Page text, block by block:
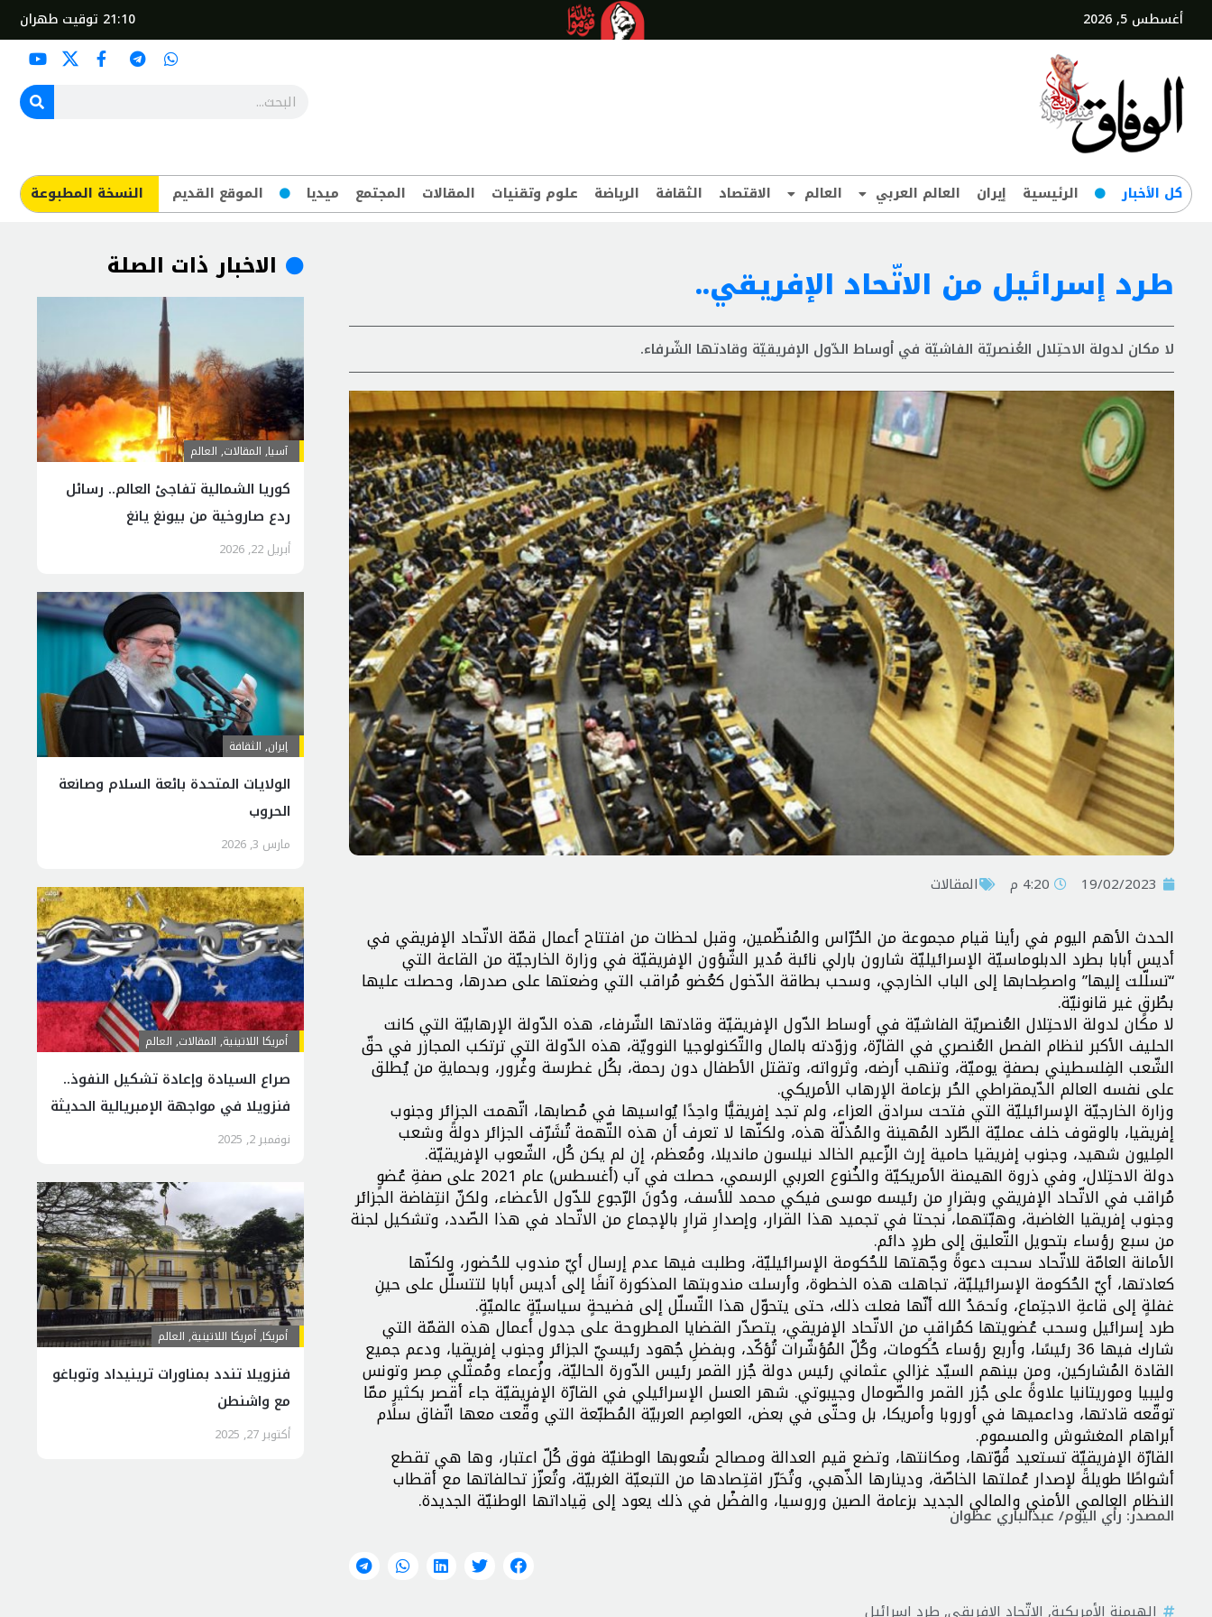
أغسطس 5, 2026 21:10 توقيت طهران
کل‌ الأخبار الرئيسية إيران العالم العربي العالم الاقتصاد الثقافة الرياضة علوم وتقنيات المقالات المجتمع ميديا الموقع القديم ​النسخة المطبوعة
طرد إسرائيل من الاتّحاد الإفريقي..
لا مكان لدولة الاحتِلال العُنصريّة الفاشيّة في أوساط الدّول الإفريقيّة وقادتها الشّرفاء.
19/02/2023 4:20 م المقالات
الحدث الأهم اليوم في رأينا قيام مجموعة من الحُرّاس والمُنظّمين، وقبل لحظات من افتتاح أعمال قمّة الاتّحاد الإفريقي في
أديس أبابا بطرد الدبلوماسيّة الإسرائيليّة شارون بارلي نائبة مُدير الشّؤون الإفريقيّة في وزارة الخارجيّة من القاعة التي
“تسلّلت إليها” واصطِحابها إلى الباب الخارجي، وسحب بطاقة الدّخول كعُضو مُراقب التي وضعتها على صدرها، وحصلت عليها
بطُرقٍ غير قانونيّة.
لا مكان لدولة الاحتِلال العُنصريّة الفاشيّة في أوساط الدّول الإفريقيّة وقادتها الشّرفاء، هذه الدّولة الإرهابيّة التي كانت
الحليف الأكبر لنظام الفصل العُنصري في القارّة، وزوّدته بالمال والتّكنولوجيا النوويّة، هذه الدّولة التي ترتكب المجازر في حقّ
الشّعب الفِلسطيني بصفةٍ يوميّة، وتنهب أرضه، وثرواته، وتقتل الأطفال دون رحمة، بكُل غطرسة وغُرور، وبحمايةِ من يُطلق
على نفسه العالم الدّيمقراطي الحُر بزعامة الإرهاب الأمريكي.
وزارة الخارجيّة الإسرائيليّة التي فتحت سرادق العزاء، ولم تجد إفريقيًّا واحِدًا يُواسيها في مُصابها، اتّهمت الجزائر وجنوب
إفريقيا، بالوقوف خلف عمليّة الطّرد المُهينة والمُذلّة هذه، ولكنّها لا تعرف أن هذه التّهمة تُشَرّف الجزائر دولةً وشعب
المِليون شهيد، وجنوب إفريقيا حامية إرث الزّعيم الخالد نيلسون مانديلا، ومُعظم، إن لم يكن كُل، الشّعوب الإفريقيّة.
دولة الاحتِلال، وفي ذروة الهيمنة الأمريكيّة والخُنوع العربي الرسمي، حصلت في آب (أغسطس) عام 2021 على صفةِ عُضوٍ
مُراقب في الاتّحاد الإفريقي وبقرارٍ من رئيسه موسى فيكي محمد للأسف، ودُونَ الرّجوع للدّول الأعضاء، ولكنّ انتِفاضة الجزائر
وجنوب إفريقيا الغاضبة، وهبّتهما، نجحتا في تجميد هذا القرار، وإصدارِ قرارٍ بالإجماع من الاتّحاد في هذا الصّدد، وتشكيل لجنة
من سبع رؤساء بتحويل التّعليق إلى طردٍ دائم.
الأمانة العامّة للاتّحاد سحبت دعوةً وجّهتها للحُكومة الإسرائيليّة، وطلبت فيها عدم إرسال أيّ مندوب للحُضور، ولكنّها
كعادتها، أيّ الحُكومة الإسرائيليّة، تجاهلت هذه الخطوة، وأرسلت مندوبتها المذكورة آنفًا إلى أديس أبابا لتتسلّل على حينِ
غفلةٍ إلى قاعةِ الاجتِماع، ونَحمَدُ الله أنّها فعلت ذلك، حتى يتحوّل هذا التّسلّل إلى فضيحةٍ سياسيّةٍ عالميّةٍ.
طرد إسرائيل وسحب عُضويتها كمُراقبٍ من الاتّحاد الإفريقي، يتصدّر القضايا المطروحة على جدول أعمال هذه القمّة التي
شارك فيها 36 رئيسًا، وأربع رؤساء حُكومات، وكُلّ المُؤشّرات تُؤكّد، وبفضلِ جُهود رئيسيّ الجزائر وجنوب إفريقيا، ودعم جميع
القادة المُشاركين، ومن بينهم السيّد غزالي عثماني رئيس دولة جُزر القمر رئيس الدّورة الحاليّة، وزُعماء ومُمثّلي مِصر وتونس
وليبيا وموريتانيا علاوةً على جُزر القمر والصّومال وجيبوتي. شهر العسل الإسرائيلي في القارّة الإفريقيّة جاء أقصر بكثيرٍ ممّا
توقّعه قادتها، وداعميها في أوروبا وأمريكا، بل وحتّى في بعض، العواصِم العربيّة المُطبّعة التي وقّعت معها اتّفاق سلام
أبراهام المغشوش والمسموم.
القارّة الإفريقيّة تستعيد قُوّتها، ومكانتها، وتضع قيم العدالة ومصالح شُعوبها الوطنيّة فوق كُلّ اعتبار، وها هي تقطع
أشواطًا طويلةً لإصدار عُملتها الخاصّة، ودينارها الذّهبي، وتُحَرّر اقتِصادها من التبعيّة الغربيّة، وتُعزّز تحالفاتها مع أقطاب
النظام العالمي الأمني والمالي الجديد بزعامة الصين وروسيا، والفضْل في ذلك يعود إلى قِياداتها الوطنيّة الجديدة.
المصدر: رأي اليوم/ عبدالباري عطوان
الاخبار ذات الصلة
آسیا, المقالات, العالم
كوريا الشمالية تفاجئ العالم.. رسائل
ردع صاروخية من بيونغ يانغ
أبريل 22, 2026
إيران, الثقافة
الولايات المتحدة بائعة السلام وصانعة
الحروب
مارس 3, 2026
أمريكا اللاتينية, المقالات, العالم
صراع السيادة وإعادة تشكيل النفوذ..
فنزويلا في مواجهة الإمبريالية الحديثة
نوفمبر 2, 2025
أمريكا,أمريكا اللاتينية, العالم
فنزويلا تندد بمناورات ترينيداد وتوباغو
مع واشنطن
أكتوبر 27, 2025